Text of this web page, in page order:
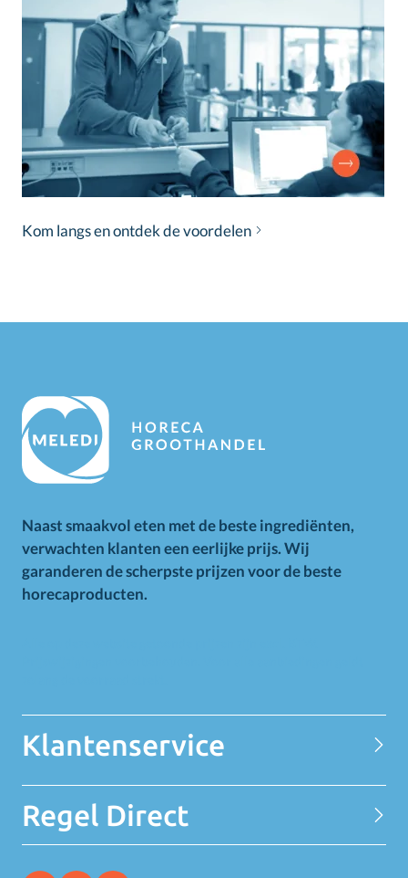
Kom langs en ontdek de voordelen
Naast smaakvol eten met de beste ingrediënten,
verwachten klanten een eerlijke prijs. Wij
garanderen de scherpste prijzen voor de beste
horecaproducten.
Klantenservice
Contact
Privacy Statement
Over MELEDI
Regel Direct